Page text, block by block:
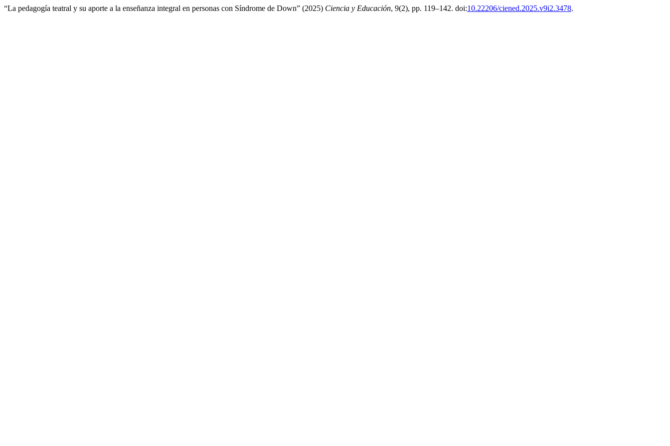
“La pedagogía teatral y su aporte a la enseñanza integral en personas con Síndrome de Down” (2025) Ciencia y Educación, 9(2), pp. 119–142. doi:10.22206/ciened.2025.v9i2.3478.